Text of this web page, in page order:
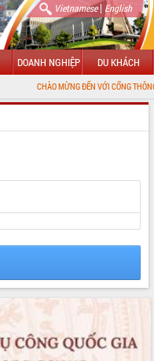
Vietnamese| English
DOANH NGHIỆP DU KHÁCH
CHÀO MỪNG ĐẾN VỚI CỔNG THÔNG TIN